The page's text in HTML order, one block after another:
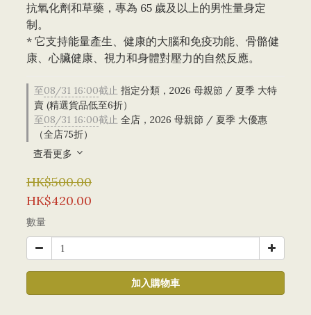
抗氧化劑和草藥，專為 65 歲及以上的男性量身定
制。
* 它支持能量產生、健康的大腦和免疫功能、骨骼健
康、心臟健康、視力和身體對壓力的自然反應。
至08/31 16:00截止 指定分類，2026 母親節 / 夏季 大特
賣 (精選貨品低至6折）
至08/31 16:00截止 全店，2026 母親節 / 夏季 大優惠
（全店75折）
查看更多
HK$500.00
HK$420.00
數量
加入購物車